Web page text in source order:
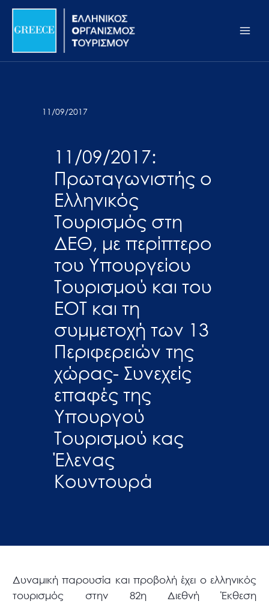
Σημείωση:
ιστότοπος
προσβασιμότητας.
Μετάβαση
περιεχόμενο
11/09/2017
11/09/2017:
Πρωταγωνιστής ο
Ελληνικός
Τουρισμός στη
ΔΕΘ, με περίπτερο
του Υπουργείου
Τουρισμού και του
ΕΟΤ και τη
συμμετοχή των 13
Περιφερειών της
χώρας- Συνεχείς
επαφές της
Υπουργού
Τουρισμού κας
Έλενας
Κουντουρά
Δυναμική παρουσία και προβολή έχει ο ελληνικός
τουρισμός στην 82η Διεθνή Έκθεση